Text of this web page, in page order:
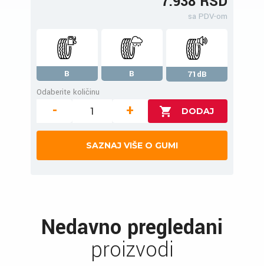
sa PDV-om
B B
71dB
Odaberite količinu
- +
SAZNAJ VIŠE O GUMI
Nedavno pregledani
proizvodi